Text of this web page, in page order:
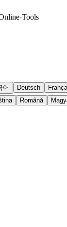
Tools
어 Deutsch
Română